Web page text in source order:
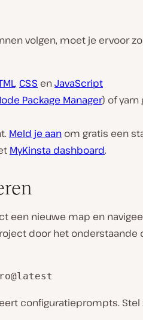
volgen, moet je ervoor
, CSS enJavaScript
Package Manager) of yarn
Meld je aan om gratis een
MyKinsta dashboard.
een nieuwe map en
door het
configuratieprompts. Stel